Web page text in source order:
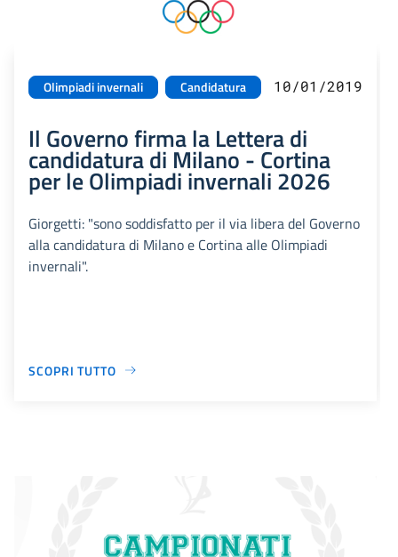
Olimpiadi invernali Candidatura 10/01/2019
Il Governo firma la Lettera di
candidatura di Milano - Cortina
per le Olimpiadi invernali 2026
Giorgetti: "sono soddisfatto per il via libera del Governo
alla candidatura di Milano e Cortina alle Olimpiadi
invernali".
SCOPRI TUTTO